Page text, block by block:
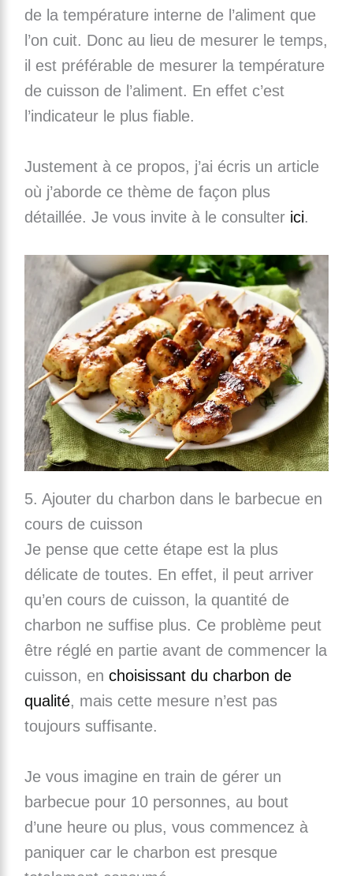
de la température interne de l’aliment que
l’on cuit. Donc au lieu de mesurer le temps,
il est préférable de mesurer la température
de cuisson de l’aliment. En effet c’est
l’indicateur le plus fiable.
Justement à ce propos, j’ai écris un article
où j’aborde ce thème de façon plus
détaillée. Je vous invite à le consulter ici.
5. Ajouter du charbon dans le barbecue en
cours de cuisson
Je pense que cette étape est la plus
délicate de toutes. En effet, il peut arriver
qu’en cours de cuisson, la quantité de
charbon ne suffise plus. Ce problème peut
être réglé en partie avant de commencer la
cuisson, en choisissant du charbon de
qualité, mais cette mesure n’est pas
toujours suffisante.
Je vous imagine en train de gérer un
barbecue pour 10 personnes, au bout
d’une heure ou plus, vous commencez à
paniquer car le charbon est presque